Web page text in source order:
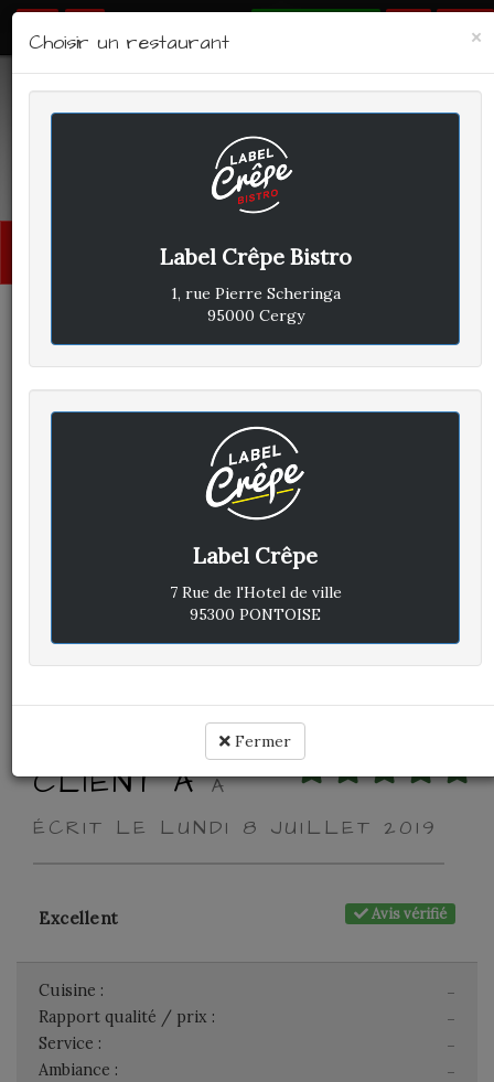
LABEL CRÊPE - BISTRO
CLIENT A A
ÉCRIT LE MARDI 9 JUILLET 2019
Rapport qualité / prix :
-
Service :
-
Ambiance :
CLIENT A A
ÉCRIT LE LUNDI 8 JUILLET 2019
Avis vérifié
Excellent
-
Cuisine :
-
Rapport qualité / prix :
-
Service :
-
Ambiance :
×
Choisir un restaurant
Label Crêpe Bistro
1, rue Pierre Scheringa
95000 Cergy
Label Crêpe
7 Rue de l'Hotel de ville
95300 PONTOISE
Fermer